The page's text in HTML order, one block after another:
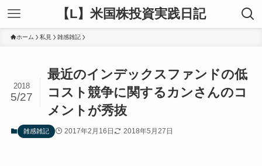
【L】米国株投資実践日記
ホーム 私見 雑感雑記
最近のインデックスファンドの低
コスト競争に関するカンさんのコ
メントが秀抜
2018
5/27
雑感雑記 2017年2月16日 2018年5月27日